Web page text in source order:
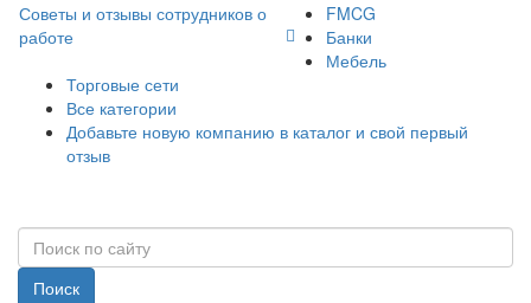
Советы и отзывы сотрудников о
работе
FMCG
Банки
Мебель
Торговые сети
Все категории
Добавьте новую компанию в каталог и свой первый
отзыв
Поиск